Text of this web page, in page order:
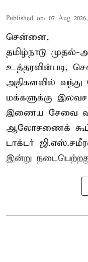
Published on: 07 Aug
சென்னை,
தமிழ்நாடு
உத்தரவின்படி,
அதிகளவில் வந்து
மக்களுக்கு இலவச
இணைய சேவை
ஆலோசணைக்
டாக்டர்
இன்று